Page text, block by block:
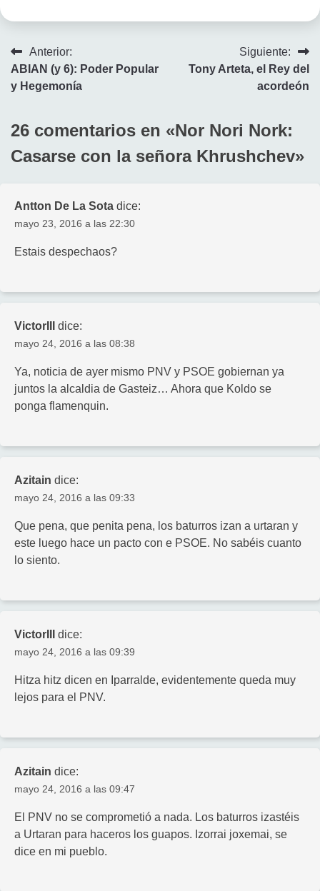
Navegación
de
Anterior:
ABIAN (y 6): Poder Popular
y Hegemonía
Siguiente:
Tony Arteta, el Rey del
acordeón
26 comentarios en «Nor Nori Nork:
Casarse con la señora Khrushchev»
Antton De La Sota dice:
mayo 23, 2016 a las 22:30
Estais despechaos?
VictorIII dice:
mayo 24, 2016 a las 08:38
Ya, noticia de ayer mismo PNV y PSOE gobiernan ya
juntos la alcaldia de Gasteiz… Ahora que Koldo se
ponga flamenquin.
Azitain dice:
mayo 24, 2016 a las 09:33
Que pena, que penita pena, los baturros izan a urtaran y
este luego hace un pacto con e PSOE. No sabéis cuanto
lo siento.
VictorIII dice:
mayo 24, 2016 a las 09:39
Hitza hitz dicen en Iparralde, evidentemente queda muy
lejos para el PNV.
Azitain dice:
mayo 24, 2016 a las 09:47
El PNV no se comprometió a nada. Los baturros izastéis
a Urtaran para haceros los guapos. Izorrai joxemai, se
dice en mi pueblo.